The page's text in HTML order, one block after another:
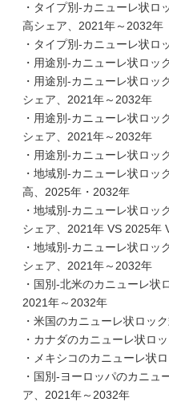
・タイプ別-カニューレ状ロ
高シェア、2021年～2032年
・タイプ別-カニューレ状ロ
・用途別-カニューレ状ロッ
・用途別-カニューレ状ロッ
シェア、2021年～2032年
・用途別-カニューレ状ロッ
シェア、2021年～2032年
・用途別-カニューレ状ロッ
・地域別-カニューレ状ロッ
高、2025年・2032年
・地域別-カニューレ状ロッ
シェア、2021年 VS 2025年
・地域別-カニューレ状ロッ
シェア、2021年～2032年
・国別-北米のカニューレ状
2021年～2032年
・米国のカニューレ状ロッ
・カナダのカニューレ状ロ
・メキシコのカニューレ状
・国別-ヨーロッパのカニュ
ア、2021年～2032年